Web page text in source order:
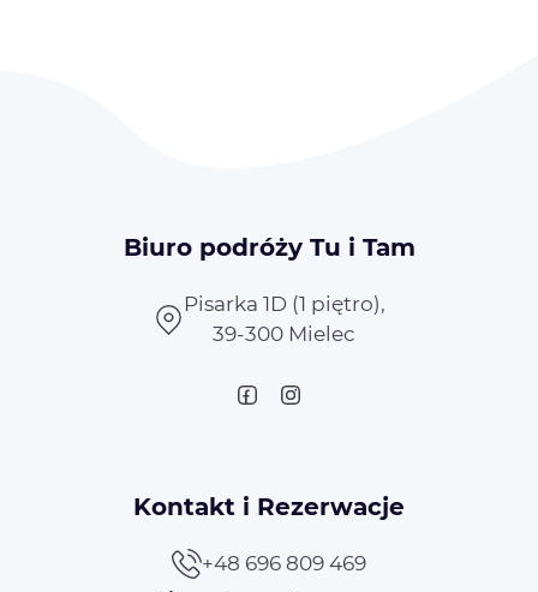
Biuro podróży Tu i Tam
Pisarka 1D (1 piętro),
39-300 Mielec
Kontakt i Rezerwacje
+48 696 809 469